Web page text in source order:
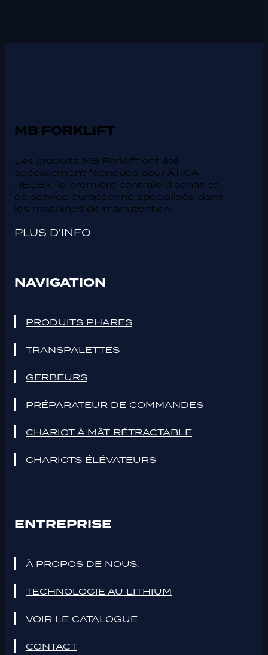
MB FORKLIFT
Les produits MB Forklift ont été
spécialement fabriqués pour ÁTICA
REDEX, la première centrale d’achat et
de service européenne spécialisée dans
les machines de manutention.
PLUS D'INFO
NAVIGATION
PRODUITS PHARES
TRANSPALETTES
GERBEURS
PRÉPARATEUR DE COMMANDES
CHARIOT À MÂT RÉTRACTABLE
CHARIOTS ÉLÉVATEURS
ENTREPRISE
À PROPOS DE NOUS.
TECHNOLOGIE AU LITHIUM
VOIR LE CATALOGUE
CONTACT